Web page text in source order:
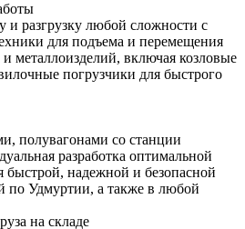
и разгрузку любой сложности с
для подъема и перемещения
и металлоизделий, включая козловые
погрузчики для быстрого
полувагонами со станции
разработка оптимальной
быстрой, надежной и безопасной
по Удмуртии, а также в любой